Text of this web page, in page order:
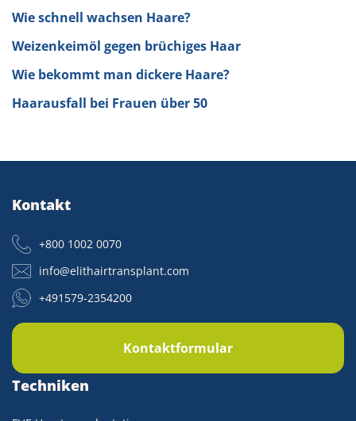
Wie schnell wachsen Haare?
Weizenkeimöl gegen brüchiges Haar
Wie bekommt man dickere Haare?
Haarausfall bei Frauen über 50
Kontakt
+800 1002 0070
info@elithairtransplant.com
+491579-2354200
Kontaktformular
Techniken